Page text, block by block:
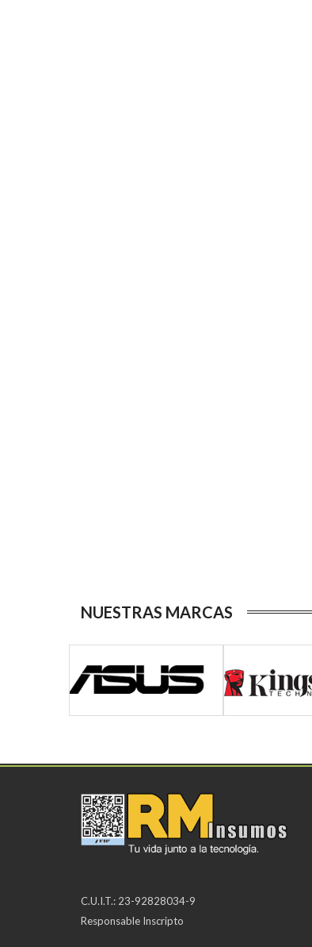
NUESTRAS MARCAS
C.U.I.T.: 23-92828034-9
Responsable Inscripto